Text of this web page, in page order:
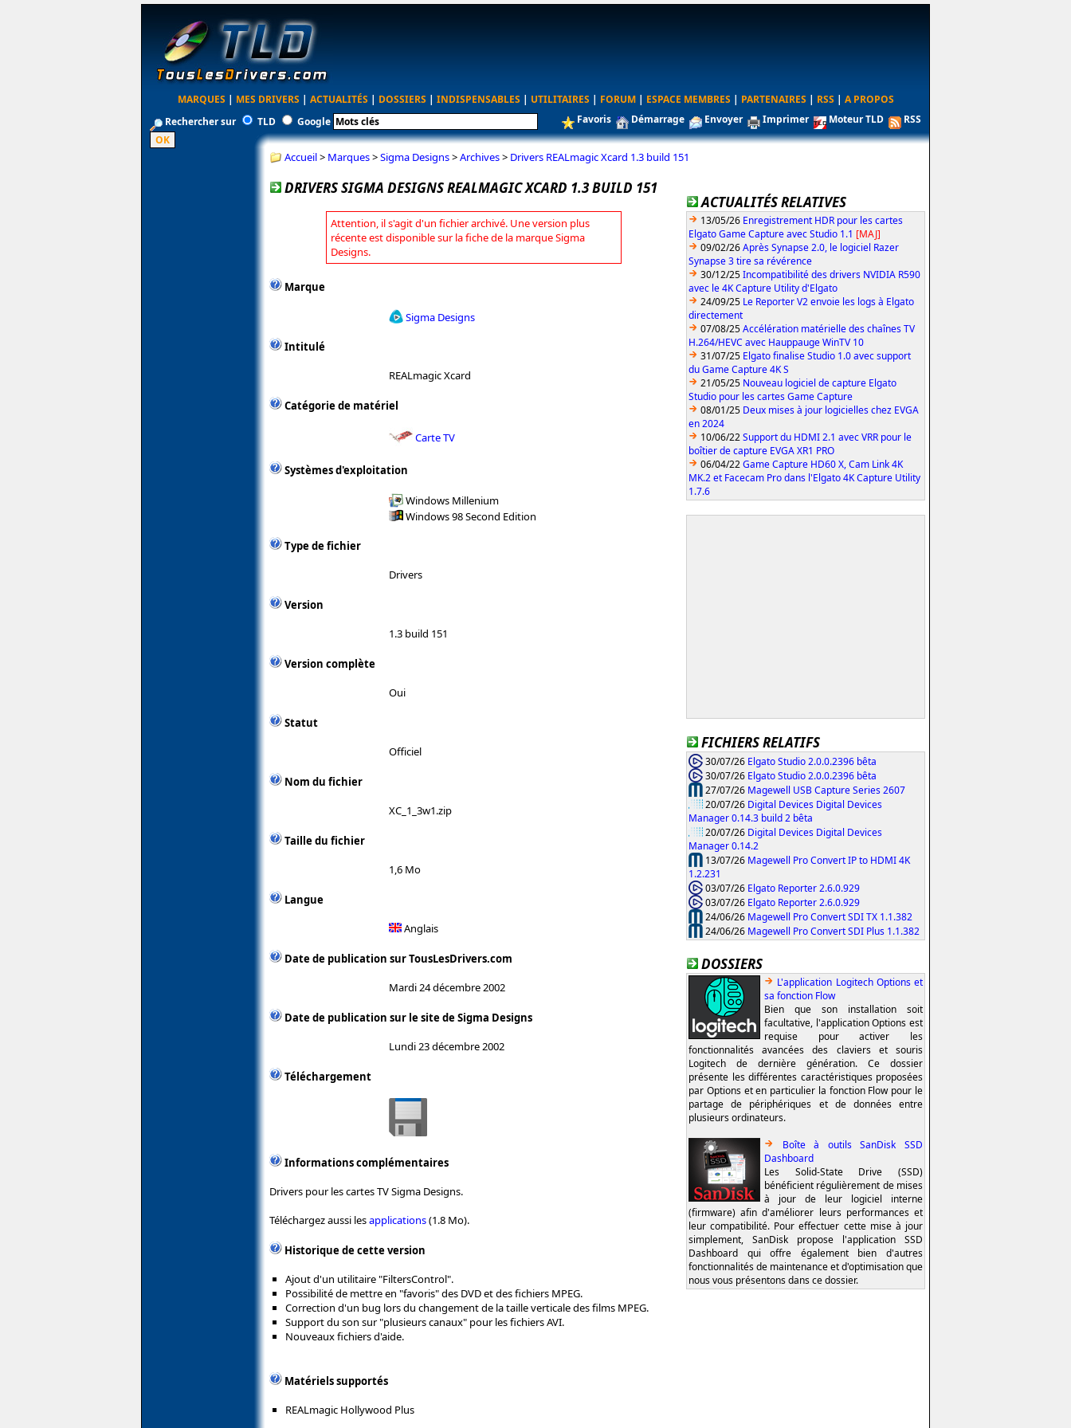
MARQUES | MES DRIVERS | ACTUALITÉS | DOSSIERS | INDISPENSABLES | UTILITAIRES | FORUM | ESPACE MEMBRES | PARTENAIRES | RSS | A PROPOS
Rechercher sur
TLD Google Favoris Démarrage Envoyer Imprimer Moteur TLD RSS
Accueil> Marques>Sigma Designs>Archives> Drivers REALmagic Xcard 1.3 build 151
DRIVERS SIGMA DESIGNS REALMAGIC XCARD 1.3 BUILD 151
Attention, il s'agit d'un fichier archivé. Une version plus
récente est disponible sur la fiche de la marque Sigma
Designs.
Marque
Sigma Designs
Intitulé
REALmagic Xcard
Catégorie de matériel
Carte TV
Systèmes d'exploitation
Windows Millenium
Windows 98 Second Edition
Type de fichier
Drivers
Version
1.3 build 151
Version complète
Oui
Statut
Officiel
Nom du fichier
XC_1_3w1.zip
Taille du fichier
1,6 Mo
Langue
Anglais
Date de publication sur TousLesDrivers.com
Mardi 24 décembre 2002
Date de publication sur le site de Sigma Designs
Lundi 23 décembre 2002
Téléchargement
Informations complémentaires
Drivers pour les cartes TV Sigma Designs.
Téléchargez aussi lesapplications(1.8 Mo).
Historique de cette version
Ajout d'un utilitaire "FiltersControl".
Possibilité de mettre en "favoris" des DVD et des fichiers MPEG.
Correction d'un bug lors du changement de la taille verticale des films MPEG.
Support du son sur "plusieurs canaux" pour les fichiers AVI.
Nouveaux fichiers d'aide.
Matériels supportés
REALmagic Hollywood Plus
ACTUALITÉS RELATIVES
13/05/26 Enregistrement HDR pour les cartes
Elgato Game Capture avec Studio 1.1 [MAJ]
09/02/26Après Synapse 2.0, le logiciel Razer
Synapse 3 tire sa révérence
30/12/25Incompatibilité des drivers NVIDIA R590
avec le 4K Capture Utility d'Elgato
24/09/25 Le Reporter V2 envoie les logs à Elgato
directement
07/08/25Accélération matérielle des chaînes TV
H.264/HEVC avec Hauppauge WinTV 10
31/07/25 Elgato finalise Studio 1.0 avec support
du Game Capture 4K S
21/05/25 Nouveau logiciel de capture Elgato
Studio pour les cartes Game Capture
08/01/25 Deux mises à jour logicielles chez EVGA
en 2024
10/06/22Support du HDMI 2.1 avec VRR pour le
boîtier de capture EVGA XR1 PRO
06/04/22Game Capture HD60 X, Cam Link 4K
MK.2 et Facecam Pro dans l'Elgato 4K Capture Utility
1.7.6
FICHIERS RELATIFS
30/07/26 Elgato Studio 2.0.0.2396 bêta
30/07/26 Elgato Studio 2.0.0.2396 bêta
27/07/26 Magewell USB Capture Series 2607
20/07/26 Digital Devices Digital Devices
Manager 0.14.3 build 2 bêta
20/07/26 Digital Devices Digital Devices
Manager 0.14.2
13/07/26 Magewell Pro Convert IP to HDMI 4K
1.2.231
03/07/26 Elgato Reporter 2.6.0.929
03/07/26 Elgato Reporter 2.6.0.929
24/06/26 Magewell Pro Convert SDI TX 1.1.382
24/06/26 Magewell Pro Convert SDI Plus 1.1.382
DOSSIERS
L'application Logitech Options et
sa fonction Flow
Bien que son installation soit
facultative, l'application Options est
requise pour activer les
fonctionnalités avancées des claviers et souris
Logitech de dernière génération. Ce dossier
présente les différentes caractéristiques proposées
par Options et en particulier la fonction Flow pour le
partage de périphériques et de données entre
plusieurs ordinateurs.
Boîte à outils SanDisk SSD
Dashboard
Les Solid-State Drive (SSD)
bénéficient régulièrement de mises
à jour de leur logiciel interne
(firmware) afin d'améliorer leurs performances et
leur compatibilité. Pour effectuer cette mise à jour
simplement, SanDisk propose l'application SSD
Dashboard qui offre également bien d'autres
fonctionnalités de maintenance et d'optimisation que
nous vous présentons dans ce dossier.